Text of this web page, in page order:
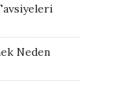
Neden